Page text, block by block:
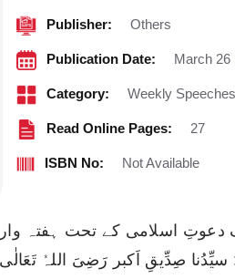
Publisher: Others
Publication Date: March 26
Category: Weekly
Read Online Pages: 27
ISBN No: Not Available
صِدِّیقِ اَکبر رَضِیَ اللہُ